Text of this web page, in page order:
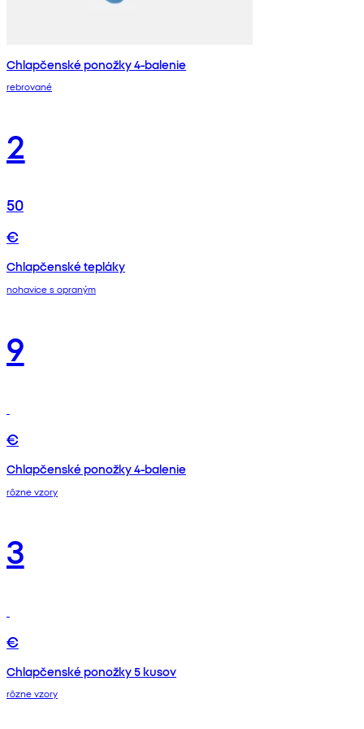
Chlapčenské ponožky 4-balenie
rebrované
2
50
€
Chlapčenské tepláky
nohavice s opraným
9
€
Chlapčenské ponožky 4-balenie
rôzne vzory
3
€
Chlapčenské ponožky 5 kusov
rôzne vzory